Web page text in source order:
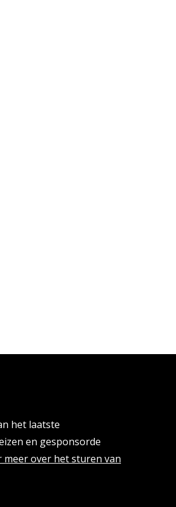
het laatste
en gesponsorde
meer over het sturen van